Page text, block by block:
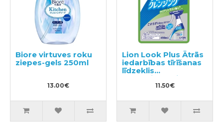
Biore virtuves roku
ziepes-gels 250ml
13.00€
Lion Look Plus Ātrās
iedarbības tīrīšanas
līdzeklis
vannasistabai ar
citrusaugļu aromātu,
11.50€